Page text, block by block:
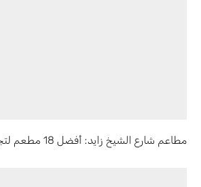
مطاعم شارع الشيخ زايد: أفضل 18 مطعم لتجربة فاخرة لا تُنسى